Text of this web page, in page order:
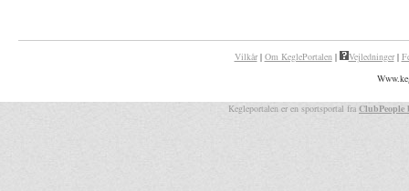
Vilkår| Om KeglePortalen| Vejledninger|
Kegleportalen er en sportsportal fra ClubPeople